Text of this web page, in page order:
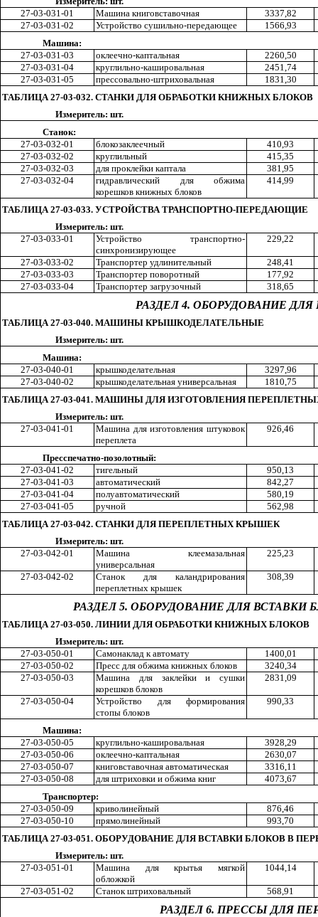
27-03-031-01
Машина книговставочная 3337,82
27-03-031-02
Устройство сушильно-передающее 1566,93
Машина:
27-03-031-03
оклеечно-каптальная 2260,50
27-03-031-04
круглильно-кашировальная 2451,74
27-03-031-05
прессовально-штриховальная 1831,30
ТАБЛИЦА 27-03-032. СТАНКИ ДЛЯ ОБРАБОТКИ КНИЖНЫХ БЛОКОВ
Измеритель: шт.
Станок:
27-03-032-01
блокозаклеечный 410,93
27-03-032-02
круглильный 415,35
27-03-032-03
для проклейки каптала 381,95
27-03-032-04
гидравлический для обжима
корешков книжных блоков
414,99
ТАБЛИЦА 27-03-033. УСТРОЙСТВА ТРАНСПОРТНО-ПЕРЕДАЮЩИЕ
Измеритель: шт.
27-03-033-01
Устройство транспортно-
синхронизирующее
229,22
27-03-033-02 Транспортер удлинительный 248,41
27-03-033-03
Транспортер поворотный 177,92
27-03-033-04
Транспортер загрузочный 318,65
РАЗДЕЛ 4. ОБОРУДОВАНИЕ
ТАБЛИЦА 27-03-040. МАШИНЫ КРЫШКОДЕЛАТЕЛЬНЫЕ
Измеритель: шт.
Машина:
27-03-040-01
крышкоделательная 3297,96
27-03-040-02
крышкоделательная универсальная 1810,75
ТАБЛИЦА 27-03-041. МАШИНЫ ДЛЯ ИЗГОТОВЛЕНИЯ
Измеритель: шт.
27-03-041-01
Машина для изготовления штуковок
переплета
926,46
Пресспечатно-позолотный:
27-03-041-02
тигельный 950,13
27-03-041-03
автоматический 842,27
27-03-041-04
полуавтоматический 580,19
27-03-041-05
ручной 562,98
ТАБЛИЦА 27-03-042. СТАНКИ ДЛЯ ПЕРЕПЛЕТНЫХ КРЫШЕК
Измеритель: шт.
27-03-042-01
Машинаклеемазальная
универсальная
225,23
27-03-042-02
Станок для каландрирования
переплетных крышек
308,39
РАЗДЕЛ 5. ОБОРУДОВАНИЕ ДЛЯ
ТАБЛИЦА 27-03-050. ЛИНИИ ДЛЯ ОБРАБОТКИ КНИЖНЫХ БЛОКОВ
Измеритель: шт.
27-03-050-01
Самонаклад к автомату 1400,01
27-03-050-02
Пресс для обжима книжных блоков 3240,34
27-03-050-03
Машина для заклейки и сушки
корешков блоков
2831,09
27-03-050-04
Устройство для формирования
стопы блоков
990,33
Машина:
27-03-050-05
круглильно-кашировальная 3928,29
27-03-050-06
оклеечно-каптальная 2630,07
27-03-050-07
книговставочная автоматическая 3316,11
27-03-050-08
для штриховки и обжима книг 4073,67
Транспортер:
27-03-050-09
криволинейный 876,46
27-03-050-10
прямолинейный 993,70
ТАБЛИЦА 27-03-051. ОБОРУДОВАНИЕ ДЛЯ ВСТАВКИ БЛОКОВ В
Измеритель: шт.
27-03-051-01
Машина для крытья мягкой
обложкой
1044,14
27-03-051-02 Станок штриховальный 568,91
РАЗДЕЛ 6. ПРЕССЫ ДЛЯ